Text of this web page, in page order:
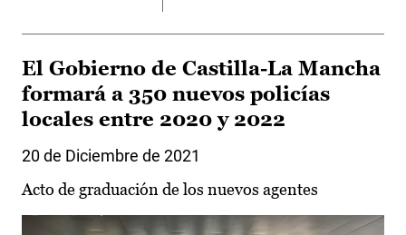
El Gobierno de Castilla-La Mancha
formará a 350 nuevos policías
locales entre 2020 y 2022
20 de Diciembre de 2021
Acto de graduación de los nuevos agentes